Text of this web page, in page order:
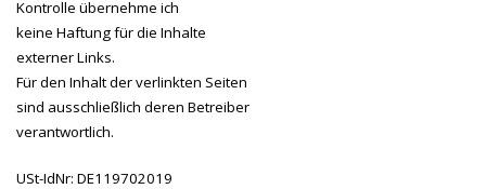
Kontrolle übernehme ich
keine Haftung für die Inhalte
externer Links.
Für den Inhalt der verlinkten Seiten
sind ausschließlich deren Betreiber
verantwortlich.
USt-IdNr: DE119702019